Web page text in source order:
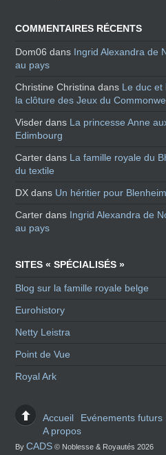
COMMENTAIRES RÉCENTS
Dom06 dans Ingrid Alexandra de
au pays
Christine Christina dans Le duc et
la clôture des Jeux du
Visder dans La princesse Anne
Edimbourg
Carter dans La famille royale du
du textile
DX dans Un héritier pour
Carter dans Ingrid Alexandra de
au pays
SITES « SPÉCIALISÉS »
Blog sur la famille royale belge
Eurohistory
Netty Leistra
Point de Vue
Royal Ark
Accueil Evénements futurs
A propos
ByCADS © Noblesse & Royautés 2026